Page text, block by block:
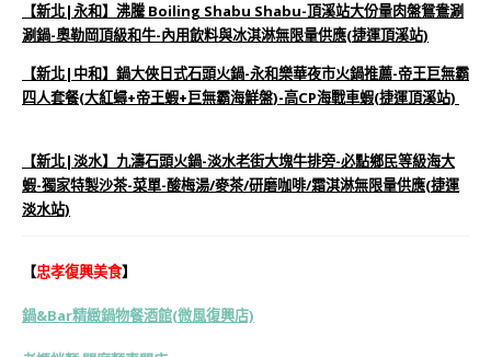
【新北|永和】沸騰 Boiling Shabu Shabu-頂溪站大份量肉盤鴛鴦涮
涮鍋-奧勒岡頂級和牛-內用飲料與冰淇淋無限量供應(捷運頂溪站)
【新北|中和】鍋大俠日式石頭火鍋-永和樂華夜市火鍋推薦-帝王巨無霸
四人套餐(大紅蟳+帝王蝦+巨無霸海鮮盤)-高CP海戰車蝦(捷運頂溪站)
【新北|淡水】九濤石頭火鍋-淡水老街大塊牛排旁-必點鄉民等級海大
蝦-獨家特製沙茶-菜單-酸梅湯/麥茶/研磨咖啡/霜淇淋無限量供應(捷運
淡水站)
【忠孝復興美食】
鍋&Bar精緻鍋物餐酒館(微風復興店)